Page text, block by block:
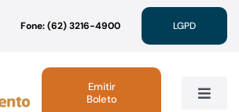
Fone: (62) 3216-4900 LGPD
Toggle
Emitir
Boleto